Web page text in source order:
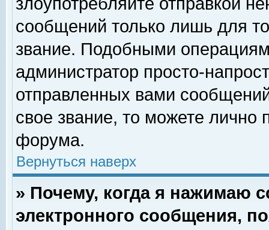
сообщений только лишь для
звание. Подобными
администратор просто-
отправленных вами
свое звание, то можете лично
форума.
Вернуться наверх
» Почему, когда я нажимаю
электронного сообщения,